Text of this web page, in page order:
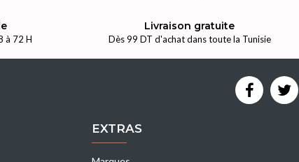
à 72 H
Livraison gratuite
Dès 99 DT d'achat dans toute la Tunisie
EXTRAS